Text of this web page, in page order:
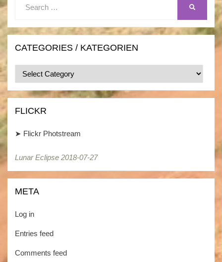
SEARCH
CATEGORIES / KATEGORIEN
Categories
/
Kategorien
FLICKR
➤ Flickr Photstream
Lunar Eclipse 2018-07-27
Lunar Eclipse 2018-07-27
META
Log in
Entries feed
Comments feed